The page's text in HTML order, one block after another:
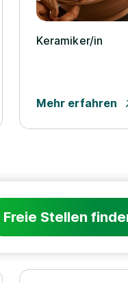
Keramiker/­in
Mehr erfahren
Freie Stellen